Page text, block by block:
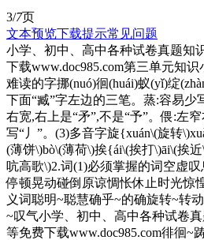
3/7页
文本预览下载提示常见问题
小学、初中、高中各种试卷真题知
下载www.doc985.com第三单元知
难读的字挪(nuó)徊(huái)蚁(yǐ)绽
下面“臧”字左边的三笔。蒸:容易少
右宽,右上是“矛”,不是“予”。偎:左
写“丿”。(3)多音字旋{xuán\(旋转
(薄饼\)bò\(薄荷\)挨{ái\(挨打\)āi\(挨近
吭高歌\)2.词(1)必须掌握的词空虚
停顿晃动碰倒原谅惆怅休止时光惊
义词聪明~聪慧确乎~的确旋转~转
~叹气小学、初中、高中各种试卷
等免费下载www.doc985.com徘徊~